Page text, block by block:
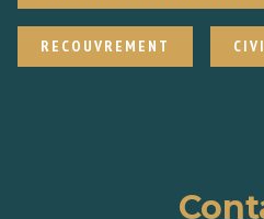
RECOUVREMENT